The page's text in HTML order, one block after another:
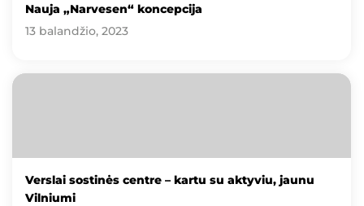
Nauja „Narvesen“ koncepcija
13 balandžio, 2023
Verslai sostinės centre – kartu su aktyviu, jaunu
Vilniumi